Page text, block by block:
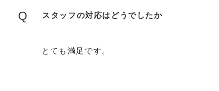
Q スタッフの対応はどうでしたか
とても満足です。